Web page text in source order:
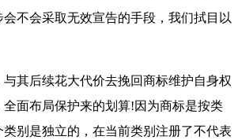
不会采取无效宣告的手段，我们拭目以
后续花大代价去挽回商标维护自身权
面布局保护来的划算!因为商标是按类
别是独立的，在当前类别注册了不代表